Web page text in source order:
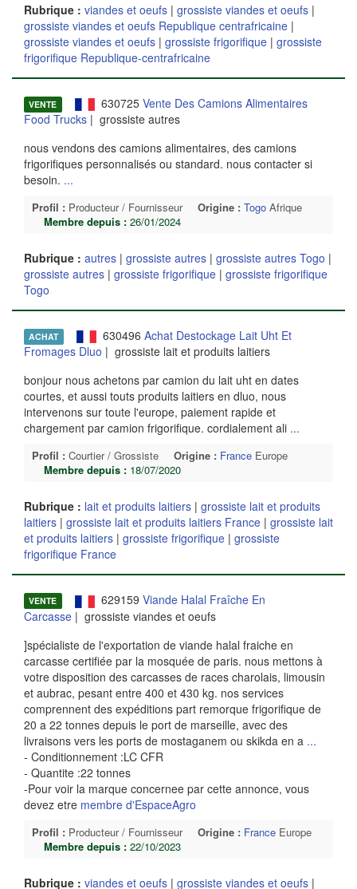
Rubrique : viandes et oeufs | grossiste viandes et oeufs |
grossiste viandes et oeufs Republique centrafricaine |
grossiste viandes et oeufs | grossiste frigorifique | grossiste
frigorifique Republique-centrafricaine
VENTE 630725 Vente Des Camions Alimentaires
Food Trucks | grossiste autres
nous vendons des camions alimentaires, des camions
frigorifiques personnalisés ou standard. nous contacter si
besoin. ...
Profil : Producteur / Fournisseur Origine : Togo Afrique
Membre depuis : 26/01/2024
Rubrique : autres | grossiste autres | grossiste autres Togo |
grossiste autres | grossiste frigorifique | grossiste frigorifique
Togo
ACHAT 630496 Achat Destockage Lait Uht Et
Fromages Dluo | grossiste lait et produits laitiers
bonjour nous achetons par camion du lait uht en dates
courtes, et aussi touts produits laitiers en dluo, nous
intervenons sur toute l'europe, paiement rapide et
chargement par camion frigorifique. cordialement ali ...
Profil : Courtier / Grossiste Origine : France Europe
Membre depuis : 18/07/2020
Rubrique : lait et produits laitiers | grossiste lait et produits
laitiers | grossiste lait et produits laitiers France | grossiste lait
et produits laitiers | grossiste frigorifique | grossiste
frigorifique France
VENTE 629159 Viande Halal Fraîche En
Carcasse | grossiste viandes et oeufs
]spécialiste de l'exportation de viande halal fraiche en
carcasse certifiée par la mosquée de paris. nous mettons à
votre disposition des carcasses de races charolais, limousin
et aubrac, pesant entre 400 et 430 kg. nos services
comprennent des expéditions part remorque frigorifique de
20 a 22 tonnes depuis le port de marseille, avec des
livraisons vers les ports de mostaganem ou skikda en a ...
- Conditionnement :LC CFR
- Quantite :22 tonnes
-Pour voir la marque concernee par cette annonce, vous
devez etre membre d'EspaceAgro
Profil : Producteur / Fournisseur Origine : France Europe
Membre depuis : 22/10/2023
Rubrique : viandes et oeufs | grossiste viandes et oeufs |